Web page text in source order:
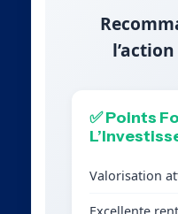
✅ Points
Valorisation